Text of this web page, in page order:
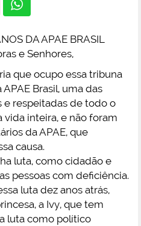
DA APAE BRASIL
e Senhores,
que ocupo essa tribuna
Brasil, uma das
e respeitadas de todo o
vida inteira, e não foram
da APAE, que
causa.
luta, como cidadão e
pessoas com deficiência.
luta dez anos atrás,
a Ivy, que tem
luta como político